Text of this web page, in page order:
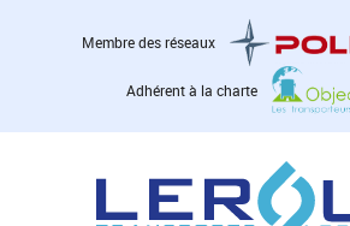
Membre des réseaux
Adhérent à la charte